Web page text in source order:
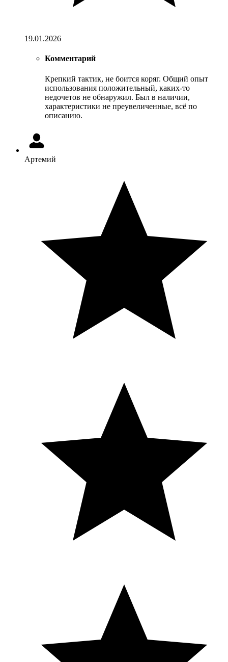
19.01.2026
Комментарий
Крепкий тактик, не боится коряг. Общий опыт
использования положительный, каких-то
недочетов не обнаружил. Был в наличии,
характеристики не преувеличенные, всё по
описанию.
Артемий